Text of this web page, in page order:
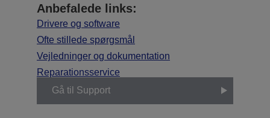
Anbefalede links:
Drivere og software
Ofte stillede spørgsmål
Vejledninger og dokumentation
Reparationsservice
Gå til Support